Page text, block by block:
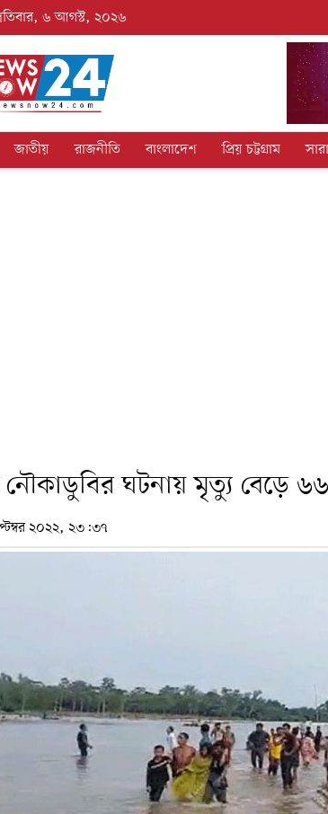
৬ আগস্ট, ২০২৬
জাতীয় রাজনীতি বাংলাদেশ প্রিয় চট্টগ্রাম
ঘটনায় মৃত্যু বেড়ে ৬৬
২০২২, ২৩:৩৭